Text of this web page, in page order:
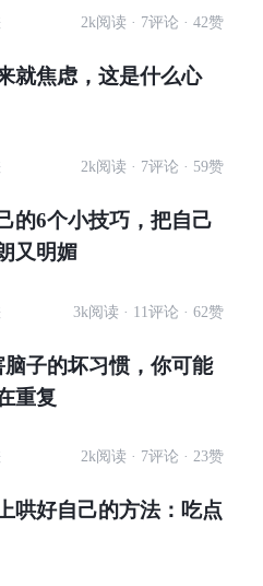
2k阅读 · 7评论 · 42赞
就焦虑，这是什么心
2k阅读 · 7评论 · 59赞
的6个小技巧，把自己
又明媚
3k阅读 · 11评论 · 62赞
脑子的坏习惯，你可能
重复
2k阅读 · 7评论 · 23赞
哄好自己的方法：吃点